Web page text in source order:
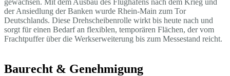
der Ansiedlung der Banken wurde Rhein-Main zum Tor
Deutschlands. Diese Drehscheibenrolle wirkt bis heute nach und
sorgt für einen Bedarf an flexiblen, temporären Flächen, der vom
Frachtpuffer über die Werkserweiterung bis zum Messestand reicht.
Baurecht & Genehmigung